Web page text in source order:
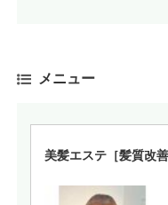
メニュー
美髪エステ［髪質改